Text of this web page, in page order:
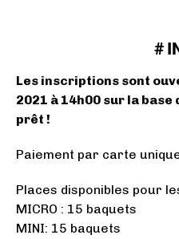
#
Les inscriptions sont
2021 à 14h00 sur la
prêt !
Paiement par carte
Places disponibles pour
MICRO : 15 baquets
MINI: 15 baquets